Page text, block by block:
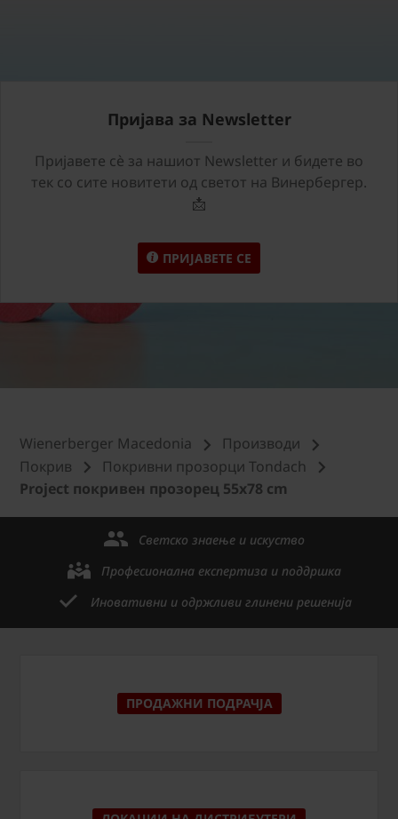
Пријава за Newsletter
Пријавете сѐ за нашиот Newsletter и бидете во
тек со сите новитети од светот на Винербергер.
📩
ПРИЈАВЕТЕ СЕ
Wienerberger Macedonia
Производи
Покрив
Покривни прозорци Tondach
Project покривен прозорец 55x78 cm
Светско знаење и искуство
Професионална експертиза и поддршка
Иновативни и одржливи глинени решенија
ПРОДАЖНИ ПОДРАЧЈА